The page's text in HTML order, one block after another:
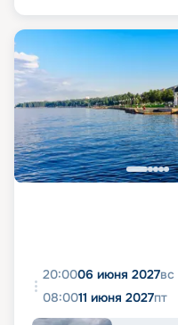
20:0006 июня 2027вс
08:0011 июня 2027пт